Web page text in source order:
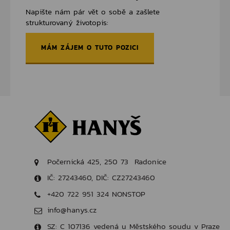
Napište nám pár vět o sobě a zašlete
strukturovaný životopis:
MÁM ZÁJEM O TUTO POZICI
Počernická 425, 250 73 Radonice
IČ: 27243460, DIČ: CZ27243460
+420 722 951 324 NONSTOP
info@hanys.cz
SZ: C 107136 vedená u Městského soudu v Praze